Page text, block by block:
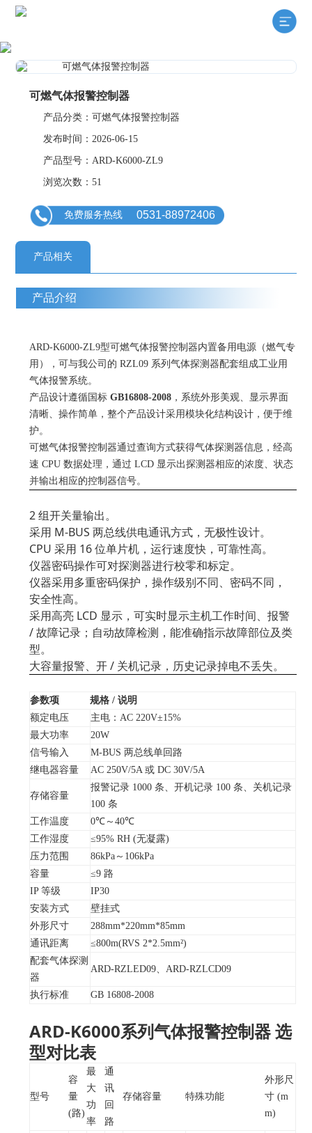
可燃气体报警控制器
产品分类：可燃气体报警控制器
发布时间：2026-06-15
产品型号：ARD-K6000-ZL9
浏览次数：51
免费服务热线 0531-88972406
产品相关
产品介绍
ARD-K6000-ZL9型可燃气体报警控制器内置备用电源（燃气专
用），可与我公司的 RZL09 系列气体探测器配套组成工业用
气体报警系统。
产品设计遵循国标GB16808-2008 ，系统外形美观、显示界面
清晰、操作简单，整个产品设计采用模块化结构设计，便于维
护。
可燃气体报警控制器通过查询方式获得气体探测器信息，经高
速 CPU 数据处理，通过 LCD 显示出探测器相应的浓度、状态
并输出相应的控制器信号。
2 组开关量输出。
采用 M-BUS 两总线供电通讯方式，无极性设计。
CPU 采用 16 位单片机，运行速度快，可靠性高。
仪器密码操作可对探测器进行校零和标定。
仪器采用多重密码保护，操作级别不同、密码不同，
安全性高。
采用高亮 LCD 显示，可实时显示主机工作时间、报警
/ 故障记录；自动故障检测，能准确指示故障部位及类
型。
大容量报警、开 / 关机记录，历史记录掉电不丢失。
参数项
规格 / 说明
额定电压
主电：AC 220V±15%
最大功率
20W
信号输入
M-BUS 两总线单回路
继电器容量
AC 250V/5A 或 DC 30V/5A
存储容量
报警记录 1000 条、开机记录 100 条、关机记录
100 条
工作温度
0℃～40℃
工作湿度
≤95% RH (无凝露)
压力范围
86kPa～106kPa
容量
≤9 路
IP 等级
IP30
安装方式
壁挂式
外形尺寸
288mm*220mm*85mm
通讯距离
≤800m(RVS 2*2.5mm²)
配套气体探测
器
ARD-RZLED09、ARD-RZLCD09
执行标准 GB 16808-2008
ARD-K6000系列气体报警控制器 选
型对比表
型号
容
量
(路)
最
大
功
率
通
讯
回
路
存储容量 特殊功能
外形尺
寸 (m
m)